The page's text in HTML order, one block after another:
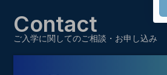
Contact
ご入学に関してのご相談・お申し込み